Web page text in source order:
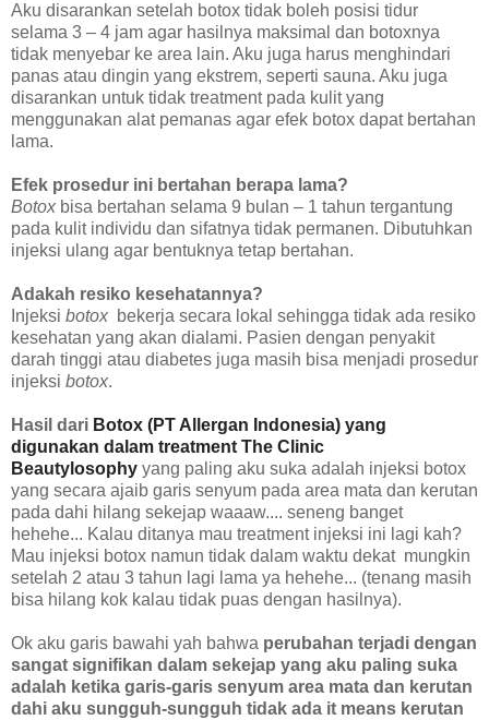
Aku disarankan setelah botox tidak boleh posisi tidur
selama 3 – 4 jam agar hasilnya maksimal dan botoxnya
tidak menyebar ke area lain. Aku juga harus menghindari
panas atau dingin yang ekstrem, seperti sauna. Aku juga
disarankan untuk tidak treatment pada kulit yang
menggunakan alat pemanas agar efek botox dapat bertahan
lama.
Efek prosedur ini bertahan berapa lama?
Botox bisa bertahan selama 9 bulan – 1 tahun tergantung
pada kulit individu dan sifatnya tidak permanen. Dibutuhkan
injeksi ulang agar bentuknya tetap bertahan.
Adakah resiko kesehatannya?
Injeksi botox bekerja secara lokal sehingga tidak ada resiko
kesehatan yang akan dialami. Pasien dengan penyakit
darah tinggi atau diabetes juga masih bisa menjadi prosedur
injeksi botox.
Hasil dari Botox (PT Allergan Indonesia) yang
digunakan dalam treatment The Clinic
Beautylosophy yang paling aku suka adalah injeksi botox
yang secara ajaib garis senyum pada area mata dan kerutan
pada dahi hilang sekejap waaaw.... seneng banget
hehehe... Kalau ditanya mau treatment injeksi ini lagi kah?
Mau injeksi botox namun tidak dalam waktu dekat mungkin
setelah 2 atau 3 tahun lagi lama ya hehehe... (tenang masih
bisa hilang kok kalau tidak puas dengan hasilnya).
Ok aku garis bawahi yah bahwa perubahan terjadi dengan
sangat signifikan dalam sekejap yang aku paling suka
adalah ketika garis-garis senyum area mata dan kerutan
dahi aku sungguh-sungguh tidak ada it means kerutan